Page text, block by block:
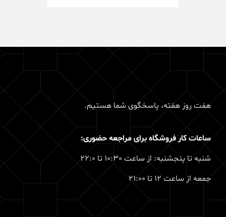
هفت روز هفته، پاسخگوی شما هستیم.
ساعات کار فروشگاه برای مراجعه حضوری:
شنبه تا پنجشنبه: از ساعت 10:30 تا 22:0
جمعه از ساعت 12 تا 21:00